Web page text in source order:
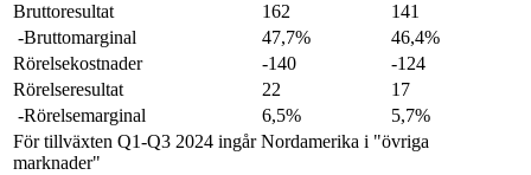
Bruttoresultat
162
141
-Bruttomarginal
47,7%
46,4%
Rörelsekostnader
-140
-124
Rörelseresultat
22
17
-Rörelsemarginal
6,5%
5,7%
För tillväxten Q1-Q3 2024 ingår Nordamerika i "övriga
marknader"